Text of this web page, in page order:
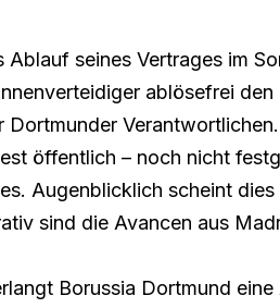
seines Vertrages im
ablösefrei den
Verantwortlichen.
öffentlich – noch nicht
Augenblicklich scheint
sind die Avancen aus
Borussia Dortmund